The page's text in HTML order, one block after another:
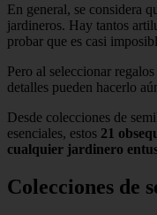
En general, se considera
jardineros. Hay tantos
probar que es casi
Pero al seleccionar
detalles pueden hacerlo
Desde colecciones de
esenciales, estos 21
cualquier jardinero
Colecciones de